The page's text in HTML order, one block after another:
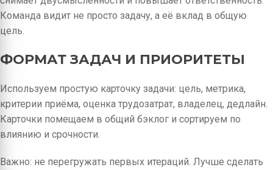
Команда видит не просто задачу, а её вклад в общую
цель.
ФОРМАТ ЗАДАЧ И ПРИОРИТЕТЫ
Используем простую карточку задачи: цель, метрика,
критерии приёма, оценка трудозатрат, владелец, дедлайн.
Карточки помещаем в общий бэклог и сортируем по
влиянию и срочности.
Важно: не перегружать первых итераций. Лучше сделать